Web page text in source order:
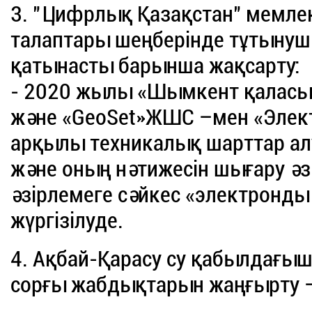
3. "Цифрлық Қазақстан"
талаптары шеңберінде
қатынасты барынша жақсарту:
- 2020 жылы «Шымкент
және «GeoSet»ЖШС –мен
арқылы техникалық шарттар
және оның нәтижесін шығару
әзірлемеге сәйкес
жүргізілуде.
4. Ақбай-Қарасу су
сорғы жабдықтарын жаңғырту